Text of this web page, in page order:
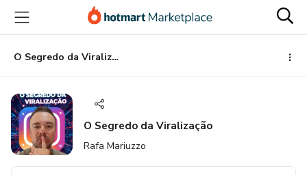
para
conteúdo
principal
para
pagamento
para
rodapé
O Segredo da Viralização
O Segredo da Viralização
Rafa Mariuzzo